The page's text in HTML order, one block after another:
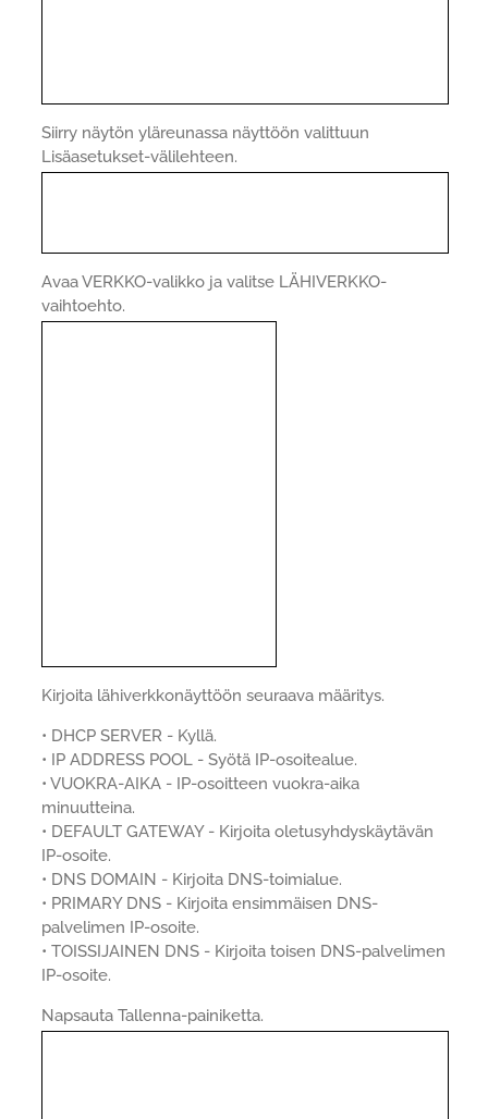
Siirry näytön yläreunassa näyttöön valittuun
Lisäasetukset-välilehteen.
Avaa VERKKO-valikko ja valitse LÄHIVERKKO-
vaihtoehto.
Kirjoita lähiverkkonäyttöön seuraava määritys.
• DHCP SERVER - Kyllä.
• IP ADDRESS POOL - Syötä IP-osoitealue.
• VUOKRA-AIKA - IP-osoitteen vuokra-aika
minuutteina.
• DEFAULT GATEWAY - Kirjoita oletusyhdyskäytävän
IP-osoite.
• DNS DOMAIN - Kirjoita DNS-toimialue.
• PRIMARY DNS - Kirjoita ensimmäisen DNS-
palvelimen IP-osoite.
• TOISSIJAINEN DNS - Kirjoita toisen DNS-palvelimen
IP-osoite.
Napsauta Tallenna-painiketta.